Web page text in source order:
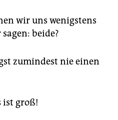
wir uns wenigstens
beide?
zumindest nie einen
ist groß!